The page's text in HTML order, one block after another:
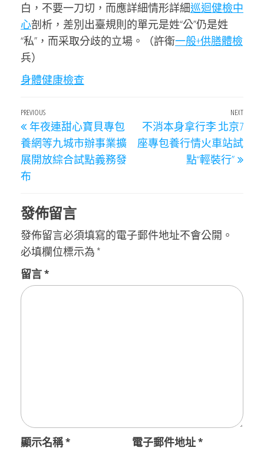
白，不要一刀切，而應詳細情形詳細巡迴健檢中
心剖析，差別出臺規則的單元是姓“公”仍是姓
“私”，而采取分歧的立場。（許衛一般+供膳體檢
兵）
身體健康檢查
文
章
導
覽
Previous
Post
PREVIOUS
年夜連甜心寶貝專包
養網等九城市辦事業擴
展開放綜合試點義務發
布
Next
NEXT
不消本身拿行李 北京7
座專包養行情火車站試
點“輕裝行”
發佈留言
發佈留言必須填寫的電子郵件地址不會公開。
必填欄位標示為 *
留言*
顯示名稱* 電子郵件地址*